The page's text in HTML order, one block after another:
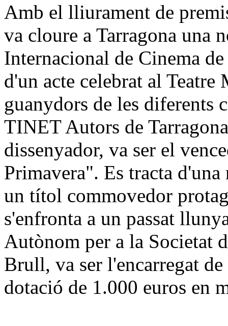
Amb el lliurament de
va cloure a Tarragona una
Internacional de Cinema
d'un acte celebrat al
guanydors de les diferents
TINET Autors de
dissenyador, va ser el
Primavera". Es tracta
un títol commovedor
s'enfronta a un passat
Autònom per a la Societat
Brull, va ser l'encarregat
dotació de 1.000 euros en